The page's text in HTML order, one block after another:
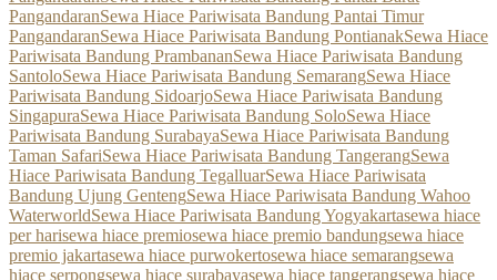
PangandaranSewa Hiace Pariwisata Bandung Pantai Timur
PangandaranSewa Hiace Pariwisata Bandung PontianakSewa Hiace
Pariwisata Bandung PrambananSewa Hiace Pariwisata Bandung
SantoloSewa Hiace Pariwisata Bandung SemarangSewa Hiace
Pariwisata Bandung SidoarjoSewa Hiace Pariwisata Bandung
SingapuraSewa Hiace Pariwisata Bandung SoloSewa Hiace
Pariwisata Bandung SurabayaSewa Hiace Pariwisata Bandung
Taman SafariSewa Hiace Pariwisata Bandung TangerangSewa
Hiace Pariwisata Bandung TegalluarSewa Hiace Pariwisata
Bandung Ujung GentengSewa Hiace Pariwisata Bandung Wahoo
WaterworldSewa Hiace Pariwisata Bandung Yogyakartasewa hiace
per harisewa hiace premiosewa hiace premio bandungsewa hiace
premio jakartasewa hiace purwokertosewa hiace semarangsewa
hiace serpongsewa hiace surabayasewa hiace tangerangsewa hiace